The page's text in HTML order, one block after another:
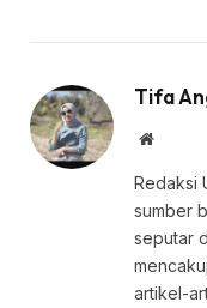
Tifa
Website
Redaksi
sumber
seputar
artikel-